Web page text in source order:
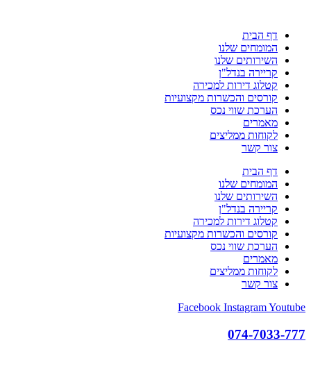
דף הבית
המומחים שלנו
השירותים שלנו
קריירה בנדל"ן
קטלוג דירות למכירה
קורסים והכשרות מקצועיות
הערכת שווי נכס
מאמרים
לקוחות ממליצים
צור קשר
דף הבית
המומחים שלנו
השירותים שלנו
קריירה בנדל"ן
קטלוג דירות למכירה
קורסים והכשרות מקצועיות
הערכת שווי נכס
מאמרים
לקוחות ממליצים
צור קשר
Facebook InstagramYoutube
074-7033-777